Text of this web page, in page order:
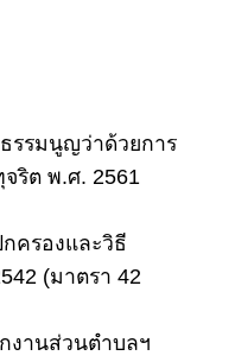
รรมนูญว่าด้วยการ
ริต พ.ศ. 2561
ครองและวิธี
(มาตรา 42
งานส่วนตำบลฯ